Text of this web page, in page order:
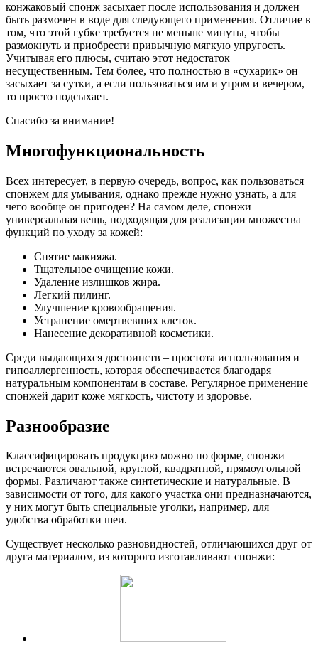
конжаковый спонж засыхает после использования и должен
быть размочен в воде для следующего применения. Отличие в
том, что этой губке требуется не меньше минуты, чтобы
размокнуть и приобрести привычную мягкую упругость.
Учитывая его плюсы, считаю этот недостаток
несущественным. Тем более, что полностью в «сухарик» он
засыхает за сутки, а если пользоваться им и утром и вечером,
то просто подсыхает.
Спасибо за внимание!
Многофункциональность
Всех интересует, в первую очередь, вопрос, как пользоваться
спонжем для умывания, однако прежде нужно узнать, а для
чего вообще он пригоден? На самом деле, спонжи –
универсальная вещь, подходящая для реализации множества
функций по уходу за кожей:
Снятие макияжа.
Тщательное очищение кожи.
Удаление излишков жира.
Легкий пилинг.
Улучшение кровообращения.
Устранение омертвевших клеток.
Нанесение декоративной косметики.
Среди выдающихся достоинств – простота использования и
гипоаллергенность, которая обеспечивается благодаря
натуральным компонентам в составе. Регулярное применение
спонжей дарит коже мягкость, чистоту и здоровье.
Разнообразие
Классифицировать продукцию можно по форме, спонжи
встречаются овальной, круглой, квадратной, прямоугольной
формы. Различают также синтетические и натуральные. В
зависимости от того, для какого участка они предназначаются,
у них могут быть специальные уголки, например, для
удобства обработки шеи.
Существует несколько разновидностей, отличающихся друг от
друга материалом, из которого изготавливают спонжи: